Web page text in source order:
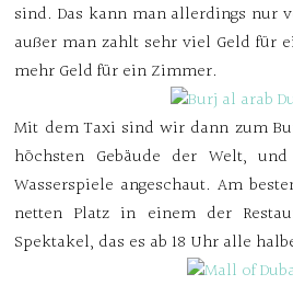
sind. Das kann man allerdings nur
außer man zahlt sehr viel Geld für
mehr Geld für ein Zimmer.
Mit dem Taxi sind wir dann zum
höchsten Gebäude der Welt,
Wasserspiele angeschaut. Am
netten Platz in einem der
Spektakel, das es ab 18 Uhr alle